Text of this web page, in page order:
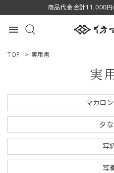
商品代金合計11,000円(
menu
ACCOUNT MENU
ログイン 新規
商品一覧
TOP > 実用書
実
マカロ
夕
写
写